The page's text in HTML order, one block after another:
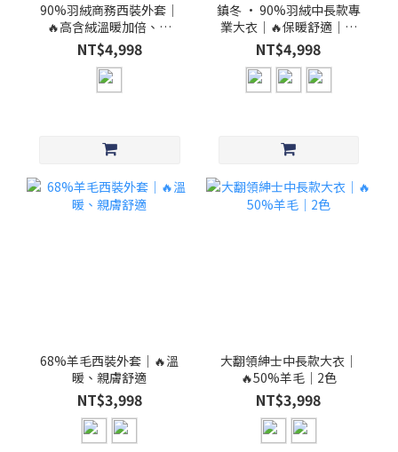
90%羽絨商務西裝外套│
🔥高含絨溫暖加倍、防
風、防潑水
NT$4,998
鎮冬 · 90%羽絨中長款專
業大衣│🔥保暖舒適│貨
號：MCT_23016
NT$4,998
68%羊毛西裝外套│🔥溫
暖、親膚舒適
NT$3,998
大翻領紳士中長款大衣│
🔥50%羊毛│2色
NT$3,998